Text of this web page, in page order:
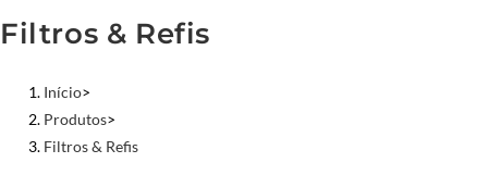
Filtros & Refis
Início>
Produtos>
Filtros & Refis